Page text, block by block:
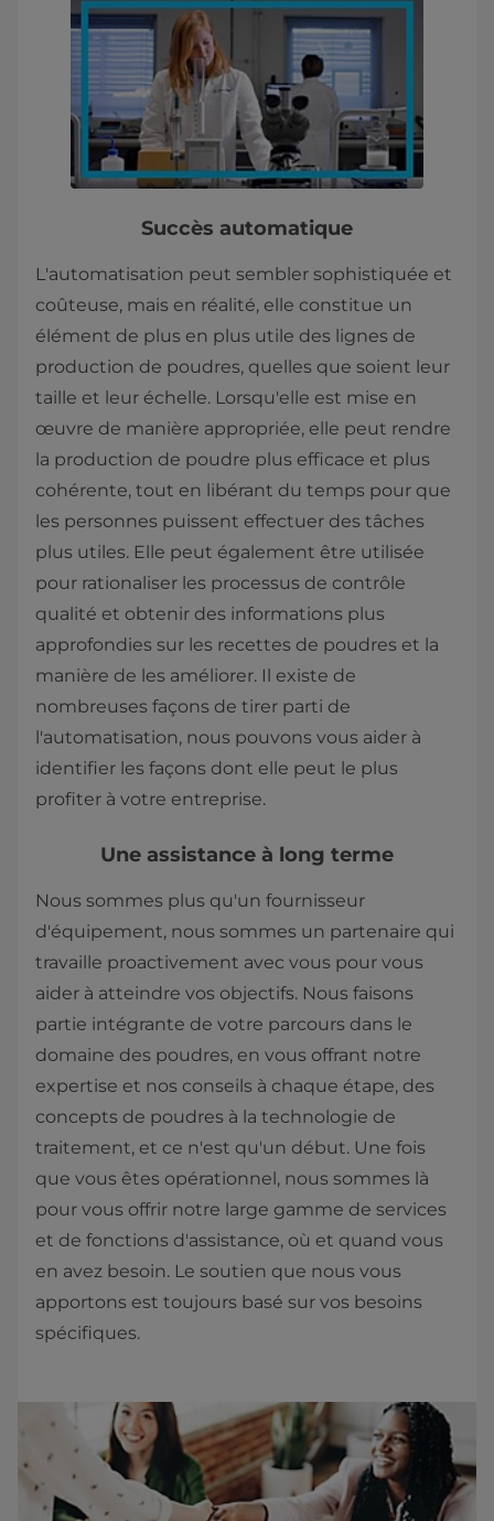
Succès automatique
L'automatisation peut sembler sophistiquée et
coûteuse, mais en réalité, elle constitue un
élément de plus en plus utile des lignes de
production de poudres, quelles que soient leur
taille et leur échelle. Lorsqu'elle est mise en
œuvre de manière appropriée, elle peut rendre
la production de poudre plus efficace et plus
cohérente, tout en libérant du temps pour que
les personnes puissent effectuer des tâches
plus utiles. Elle peut également être utilisée
pour rationaliser les processus de contrôle
qualité et obtenir des informations plus
approfondies sur les recettes de poudres et la
manière de les améliorer. Il existe de
nombreuses façons de tirer parti de
l'automatisation, nous pouvons vous aider à
identifier les façons dont elle peut le plus
profiter à votre entreprise.
Une assistance à long terme
Nous sommes plus qu'un fournisseur
d'équipement, nous sommes un partenaire qui
travaille proactivement avec vous pour vous
aider à atteindre vos objectifs. Nous faisons
partie intégrante de votre parcours dans le
domaine des poudres, en vous offrant notre
expertise et nos conseils à chaque étape, des
concepts de poudres à la technologie de
traitement, et ce n'est qu'un début. Une fois
que vous êtes opérationnel, nous sommes là
pour vous offrir notre large gamme de services
et de fonctions d'assistance, où et quand vous
en avez besoin. Le soutien que nous vous
apportons est toujours basé sur vos besoins
spécifiques.